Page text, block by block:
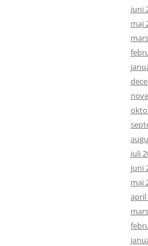
juni
maj
juli
juni
maj
april